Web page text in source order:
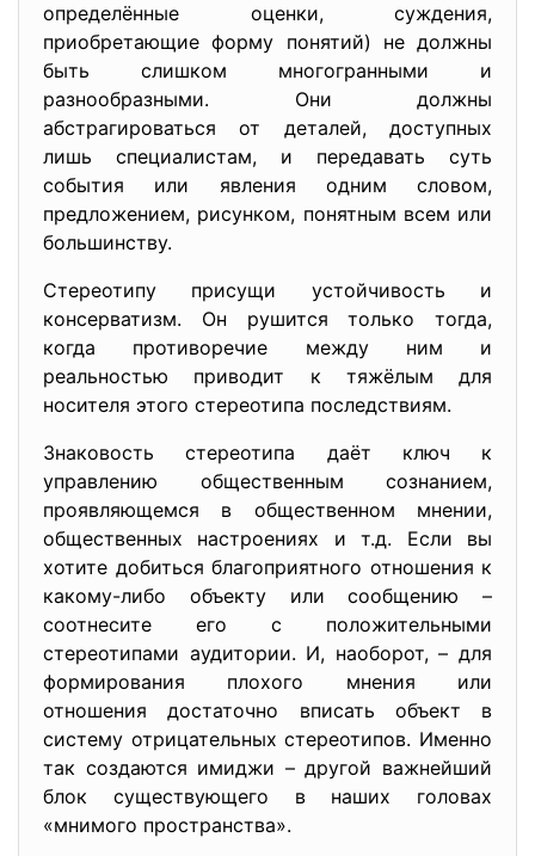
определённые оценки, суждения,
приобретающие форму понятий) не должны
быть слишком многогранными и
разнообразными. Они должны
абстрагироваться от деталей, доступных
лишь специалистам, и передавать суть
события или явления одним словом,
предложением, рисунком, понятным всем или
большинству.
Стереотипу присущи устойчивость и
консерватизм. Он рушится только тогда,
когда противоречие между ним и
реальностью приводит к тяжёлым для
носителя этого стереотипа последствиям.
Знаковость стереотипа даёт ключ к
управлению общественным сознанием,
проявляющемся в общественном мнении,
общественных настроениях и т.д. Если вы
хотите добиться благоприятного отношения к
какому-либо объекту или сообщению –
соотнесите его с положительными
стереотипами аудитории. И, наоборот, – для
формирования плохого мнения или
отношения достаточно вписать объект в
систему отрицательных стереотипов. Именно
так создаются имиджи – другой важнейший
блок существующего в наших головах
«мнимого пространства».